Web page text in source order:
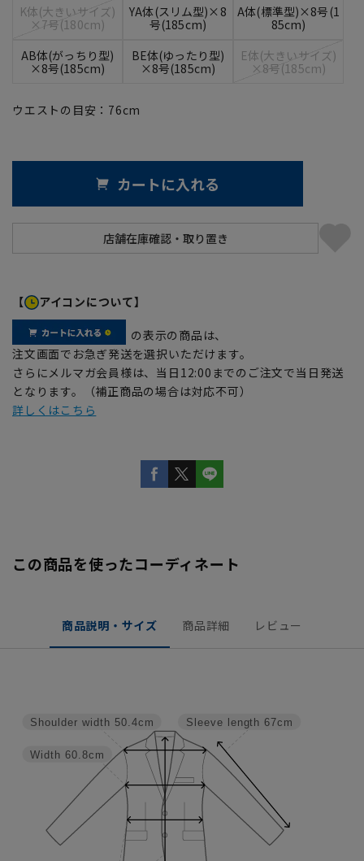
K体(大きいサイズ)
×7号(180cm)
YA体(スリム型)×8
号(185cm)
A体(標準型)×8号(1
85cm)
AB体(がっちり型)
×8号(185cm)
BE体(ゆったり型)
×8号(185cm)
E体(大きいサイズ)
×8号(185cm)
ウエストの目安： 76cm
カートに入れる
【 アイコンについて】
の表示の商品は、
注文画面でお急ぎ発送を選択いただけます。
さらにメルマガ会員様は、当日12:00までのご注文で当日発送
となります。（補正商品の場合は対応不可）
詳しくはこちら
この商品を使ったコーディネート
商品説明・サイズ 商品詳細 レビュー
Sleeve length 67cm
Width 60.8cm
Shoulder width 50.4cm